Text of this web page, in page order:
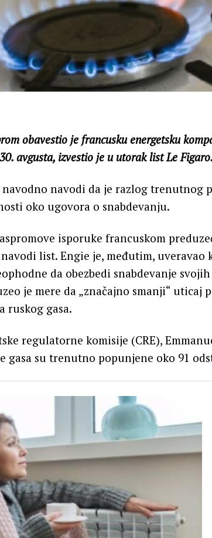
obavestio je francusku energetsku
avgusta, izvestio je u utorak list Le Figaro.
navodno navodi da je razlog trenutnog
oko ugovora o snabdevanju.
isporuke francuskom
list. Engie je, međutim, uveravao
da obezbedi snabdevanje
je mere da „značajno smanji“ uticaj
ruskog gasa.
regulatorne komisije (CRE),
gasa su trenutno popunjene oko 91